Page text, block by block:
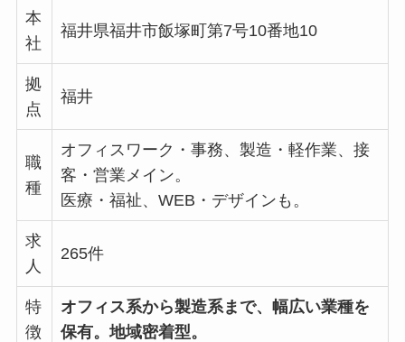
本
社
福井県福井市飯塚町第7号10番地10
拠
点
福井
職
種
オフィスワーク・事務、製造・軽作業、接
客・営業メイン。
医療・福祉、WEB・デザインも。
求
人
265件
特
徴
オフィス系から製造系まで、幅広い業種を
保有。地域密着型。